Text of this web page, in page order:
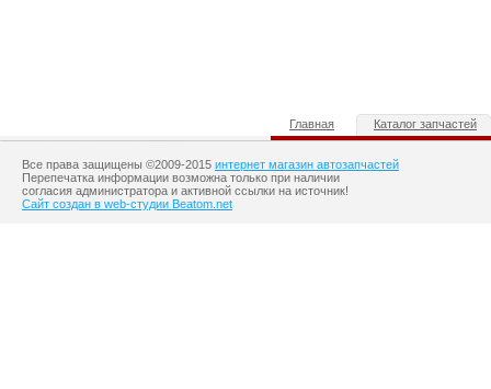
Главная Каталог запчастей
Все права защищены ©2009-2015 интернет магазин автозапчастей
Перепечатка информации возможна только при наличии
согласия администратора и активной ссылки на источник!
Сайт создан в web-студии Beatom.net